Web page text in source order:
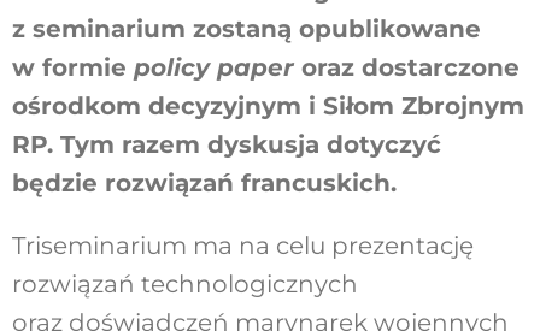
z seminarium zostaną opublikowane
w formie policy paperoraz dostarczone
ośrodkom decyzyjnym i Siłom Zbrojnym
RP. Tym razem dyskusja dotyczyć
będzie rozwiązań francuskich.
Triseminarium ma na celu prezentację
rozwiązań technologicznych
oraz doświadczeń marynarek wojennych